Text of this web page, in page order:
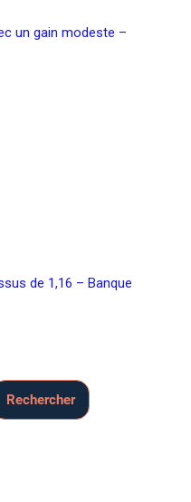
un gain modeste –
de 1,16 – Banque
Rechercher